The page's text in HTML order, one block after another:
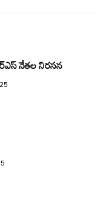
నేత‌ల‌ నిర‌స‌న